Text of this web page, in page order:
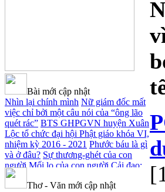
Bài mới cập nhật
Nhìn lại chính mình Nữ giám đốc mất
việc chỉ bởi một câu nói của “ông lão
quét rác” BTS GHPGVN huyện Xuân
Lộc tổ chức đại hội Phật giáo khóa VI,
nhiệm kỳ 2016 - 2021 Phước báu là gì
và ở đâu? Sự thương-ghét của con
người Mối lo của con người Cải đạo:
Nguyên nhân & giải pháp
của các bệnh nhân nghèo An Giang:
Thơ - Văn mới cập nhật